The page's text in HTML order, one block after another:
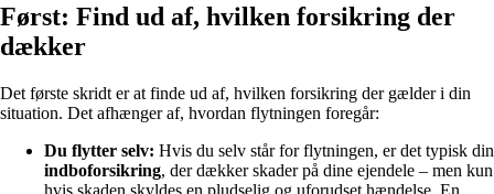
Først: Find ud af, hvilken forsikring der
dækker
Det første skridt er at finde ud af, hvilken forsikring der gælder i din
situation. Det afhænger af, hvordan flytningen foregår:
Du flytter selv: Hvis du selv står for flytningen, er det typisk din
indboforsikring, der dækker skader på dine ejendele – men kun
hvis skaden skyldes en pludselig og uforudset hændelse. En